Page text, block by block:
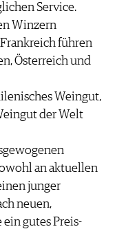
Service.
Winzern
führen
Österreich und
Weingut,
der Welt
an aktuellen
junger
neuen,
gutes Preis-